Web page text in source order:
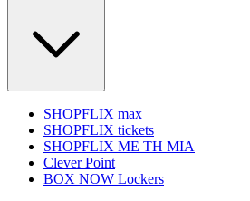
SHOPFLIX max
SHOPFLIX tickets
SHOPFLIX ΜΕ ΤΗ ΜΙΑ
Clever Point
BOX NOW Lockers